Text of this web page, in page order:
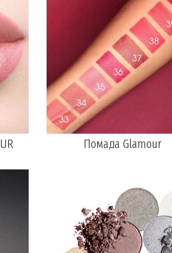
Помада Glamour